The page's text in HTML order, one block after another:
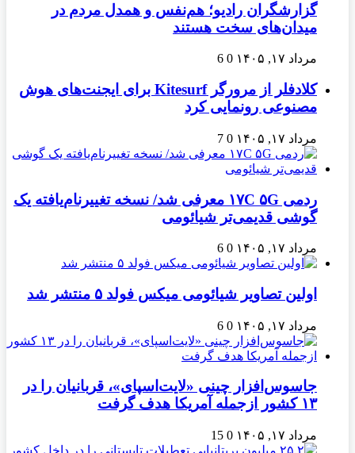
گزارشگران رادیو؛ هم‌نفس و همدل مردم در
میدان‌های سخت هستند
مرداد ۱۷, ۱۴۰۵ 0
6
کلادفلر از مرورگر Kitesurf برای ایجنت‌های هوش
مصنوعی رونمایی کرد
مرداد ۱۷, ۱۴۰۵ 0
7
ردمی ۱۷C ۵G معرفی شد/ نسخه تغییرنام‌یافته یک
گوشی قدیمی‌تر شیائومی
مرداد ۱۷, ۱۴۰۵ 0
6
اولین تصاویر شیائومی میکس فولد ۵ منتشر شد
مرداد ۱۷, ۱۴۰۵ 0
6
جاسوس‌افزار چینی «لایت‌اسپای»، قربانیان را در
۱۳ کشور ازجمله آمریکا هدف گرفت
مرداد ۱۷, ۱۴۰۵ 0
15